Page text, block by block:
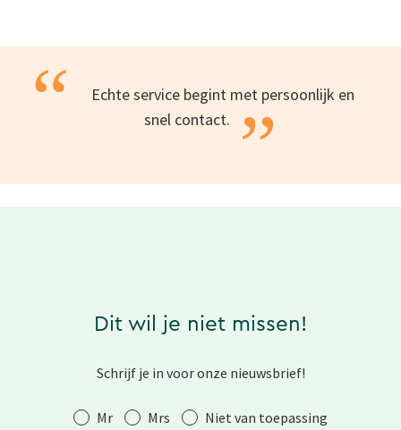
“
Echte service begint met persoonlijk en
snel contact. ”
Dit wil je niet missen!
Schrijf je in voor onze nieuwsbrief!
Aanhef Mr Mrs Niet van toepassing